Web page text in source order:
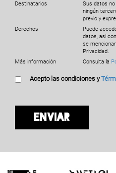
Destinatarios
Sus datos
ningún
previo y
Derechos
Puede
datos, así
se
Privacidad.
Más información
Consulta la
Acepto las condiciones y